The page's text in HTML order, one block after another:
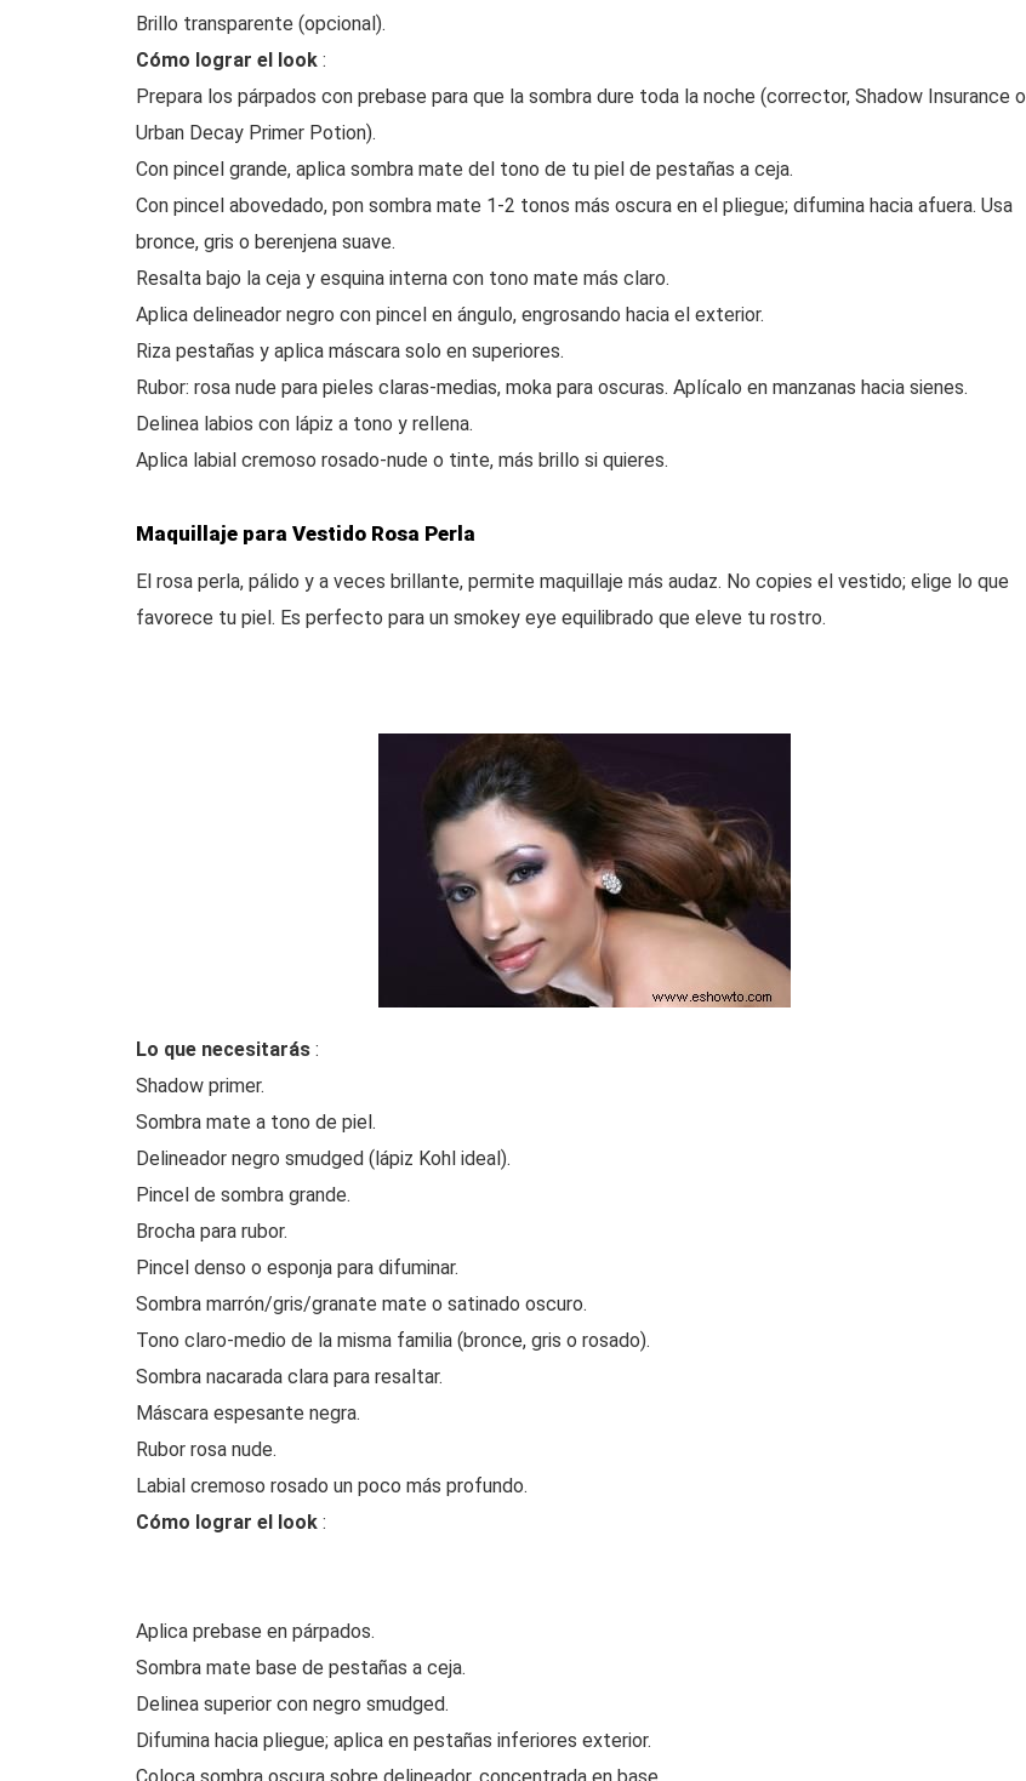
Brillo transparente (opcional).
Cómo lograr el look :
Prepara los párpados con prebase para que la sombra dure toda la noche (corrector, Shadow Insurance o
Urban Decay Primer Potion).
Con pincel grande, aplica sombra mate del tono de tu piel de pestañas a ceja.
Con pincel abovedado, pon sombra mate 1-2 tonos más oscura en el pliegue; difumina hacia afuera. Usa
bronce, gris o berenjena suave.
Resalta bajo la ceja y esquina interna con tono mate más claro.
Aplica delineador negro con pincel en ángulo, engrosando hacia el exterior.
Riza pestañas y aplica máscara solo en superiores.
Rubor: rosa nude para pieles claras-medias, moka para oscuras. Aplícalo en manzanas hacia sienes.
Delinea labios con lápiz a tono y rellena.
Aplica labial cremoso rosado-nude o tinte, más brillo si quieres.
Maquillaje para Vestido Rosa Perla
El rosa perla, pálido y a veces brillante, permite maquillaje más audaz. No copies el vestido; elige lo que
favorece tu piel. Es perfecto para un smokey eye equilibrado que eleve tu rostro.
Lo que necesitarás :
Shadow primer.
Sombra mate a tono de piel.
Delineador negro smudged (lápiz Kohl ideal).
Pincel de sombra grande.
Brocha para rubor.
Pincel denso o esponja para difuminar.
Sombra marrón/gris/granate mate o satinado oscuro.
Tono claro-medio de la misma familia (bronce, gris o rosado).
Sombra nacarada clara para resaltar.
Máscara espesante negra.
Rubor rosa nude.
Labial cremoso rosado un poco más profundo.
Cómo lograr el look :
Aplica prebase en párpados.
Sombra mate base de pestañas a ceja.
Delinea superior con negro smudged.
Difumina hacia pliegue; aplica en pestañas inferiores exterior.